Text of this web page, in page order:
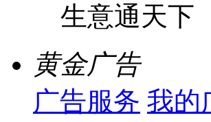
生意通天下
黄金广告
广告服务 我的